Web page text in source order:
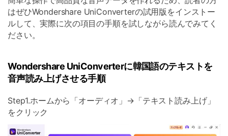
はぜひWondershare UniConverterの試用版をインストー
ルして、実際に次の項目の手順を試しながら読んでみてく
ださい。
Wondershare UniConverterに韓国語のテキストを
音声読み上げさせる手順
Step1.ホームから「オーディオ」→「テキスト読み上げ」
をクリック